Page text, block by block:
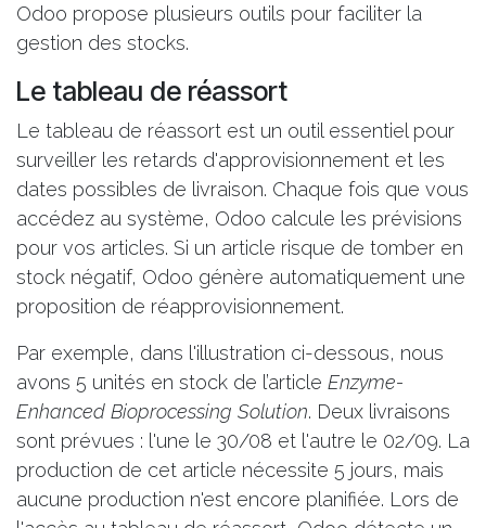
Odoo propose plusieurs outils pour faciliter la
gestion des stocks.
Le tableau de réassort
Le tableau de réassort est un outil essentiel pour
surveiller les retards d'approvisionnement et les
dates possibles de livraison. Chaque fois que vous
accédez au système, Odoo calcule les prévisions
pour vos articles. Si un article risque de tomber en
stock négatif, Odoo génère automatiquement une
proposition de réapprovisionnement.
Par exemple, dans l'illustration ci-dessous, nous
avons 5 unités en stock de l’article Enzyme-
Enhanced Bioprocessing Solution. Deux livraisons
sont prévues : l'une le 30/08 et l'autre le 02/09. La
production de cet article nécessite 5 jours, mais
aucune production n'est encore planifiée. Lors de